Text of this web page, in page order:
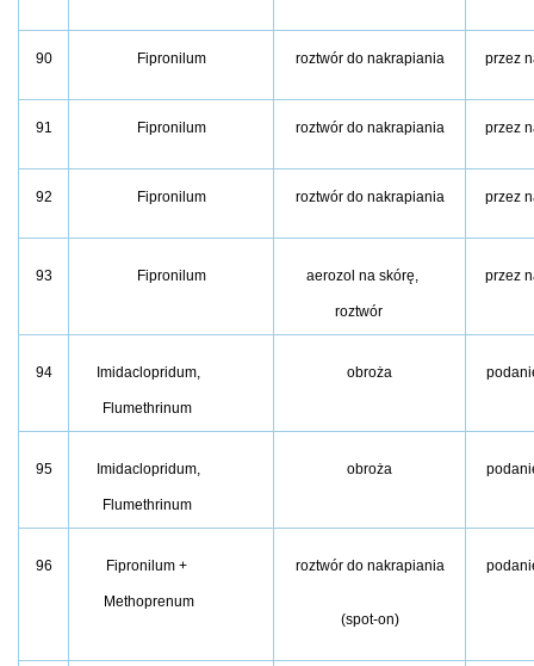
90 Fipronilum roztwór do nakrapiania przez
91 Fipronilum roztwór do nakrapiania przez
92 Fipronilum roztwór do nakrapiania przez
93 Fipronilum aerozol na skórę,
roztwór
przez
94 Imidaclopridum,
Flumethrinum
obroża
95 Imidaclopridum,
Flumethrinum
obroża
96 Fipronilum +
Methoprenum
roztwór do nakrapiania
(spot-on)